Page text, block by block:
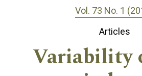
Vol. 73 No. 1
Articles
Variability